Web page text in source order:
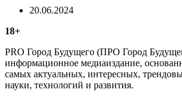
20.06.2024
18+
PRO Город Будущего (ПРО Город
информационное медиаиздание,
самых актуальных, интересных,
науки, технологий и развития.